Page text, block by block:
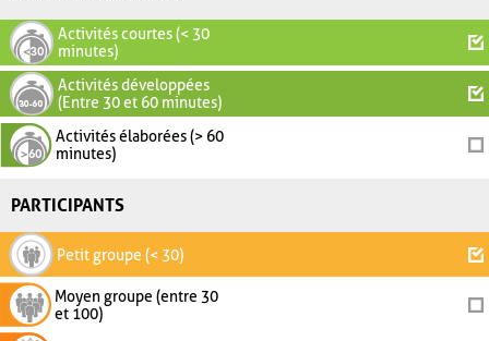
Activités courtes (< 30
minutes)
Activités développées
(Entre 30 et 60 minutes)
Activités élaborées (> 60
minutes)
PARTICIPANTS
Petit groupe (< 30)
Moyen groupe (entre 30
et 100)